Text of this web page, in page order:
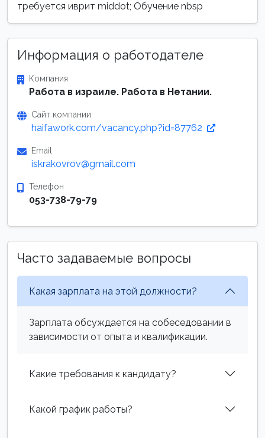
требуется иврит middot; Обучение nbsp
Информация о работодателе
Компания
Работа в израиле. Работа в Нетании.
Сайт компании
haifawork.com/vacancy.php?id=87762
Email
iskrakovrov@gmail.com
Телефон
053-738-79-79
Часто задаваемые вопросы
Какая зарплата на этой должности?
Зарплата обсуждается на собеседовании в
зависимости от опыта и квалификации.
Какие требования к кандидату?
Какой график работы?